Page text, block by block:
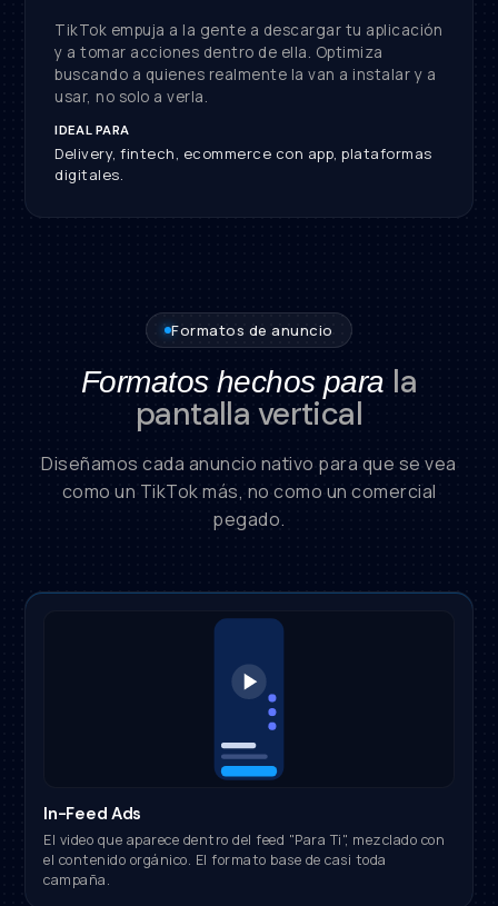
TikTok empuja a la gente a descargar tu aplicación
y a tomar acciones dentro de ella. Optimiza
buscando a quienes realmente la van a instalar y a
usar, no solo a verla.
IDEAL PARA
Delivery, fintech, ecommerce con app, plataformas
digitales.
Formatos de anuncio
Formatos hechos para la
pantalla vertical
Diseñamos cada anuncio nativo para que se vea
como un TikTok más, no como un comercial
pegado.
In-Feed Ads
El video que aparece dentro del feed "Para Ti", mezclado con
el contenido orgánico. El formato base de casi toda
campaña.